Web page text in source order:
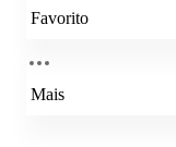
Favorito
Mais